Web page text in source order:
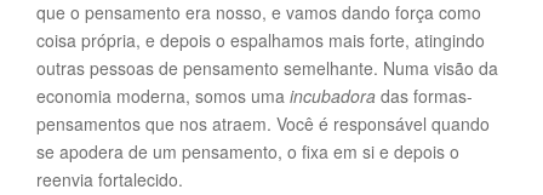
que o pensamento era nosso, e vamos dando força como
coisa própria, e depois o espalhamos mais forte, atingindo
outras pessoas de pensamento semelhante. Numa visão da
economia moderna, somos uma incubadora das formas-
pensamentos que nos atraem. Você é responsável quando
se apodera de um pensamento, o fixa em si e depois o
reenvia fortalecido.